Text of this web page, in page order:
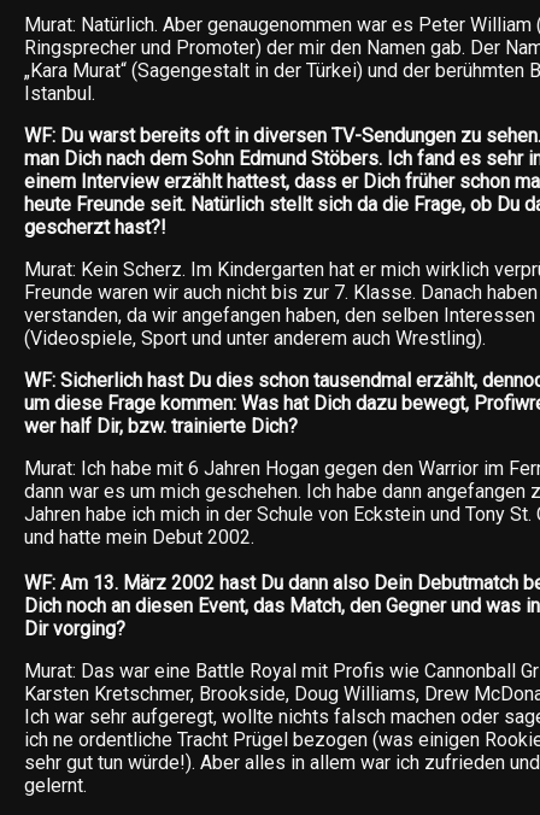
Murat: Natürlich. Aber genaugenommen war es Peter William
Ringsprecher und Promoter) der mir den Namen gab. Der
„Kara Murat“ (Sagengestalt in der Türkei) und der berühmten
Istanbul.
WF: Du warst bereits oft in diversen TV-Sendungen zu
man Dich nach dem Sohn Edmund Stöbers. Ich fand es sehr
einem Interview erzählt hattest, dass er Dich früher schon
heute Freunde seit. Natürlich stellt sich da die Frage, ob Du
gescherzt hast?!
Murat: Kein Scherz. Im Kindergarten hat er mich wirklich
Freunde waren wir auch nicht bis zur 7. Klasse. Danach
verstanden, da wir angefangen haben, den selben Interessen
(Videospiele, Sport und unter anderem auch Wrestling).
WF: Sicherlich hast Du dies schon tausendmal erzählt,
um diese Frage kommen: Was hat Dich dazu bewegt,
wer half Dir, bzw. trainierte Dich?
Murat: Ich habe mit 6 Jahren Hogan gegen den Warrior im
dann war es um mich geschehen. Ich habe dann angefangen
Jahren habe ich mich in der Schule von Eckstein und Tony
und hatte mein Debut 2002.
WF: Am 13. März 2002 hast Du dann also Dein Debutmatch
Dich noch an diesen Event, das Match, den Gegner und was in
Dir vorging?
Murat: Das war eine Battle Royal mit Profis wie Cannonball
Karsten Kretschmer, Brookside, Doug Williams, Drew
Ich war sehr aufgeregt, wollte nichts falsch machen oder
ich ne ordentliche Tracht Prügel bezogen (was einigen
sehr gut tun würde!). Aber alles in allem war ich zufrieden
gelernt.